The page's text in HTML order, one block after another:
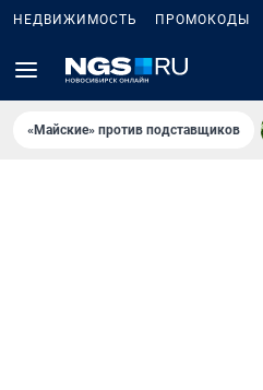
НЕДВИЖИМОСТЬ ПРОМОКОДЫ
«Майские» против подставщиков